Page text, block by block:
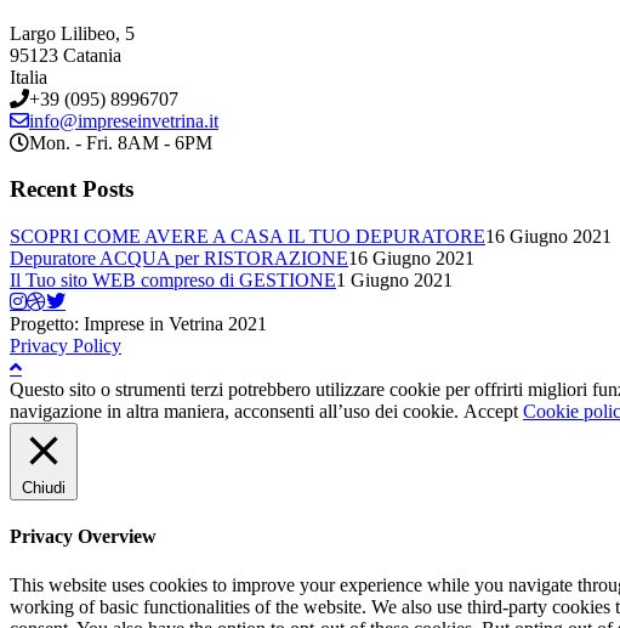
Largo Lilibeo, 5
95123 Catania
Italia
+39 (095) 8996707
info@impreseinvetrina.it
Mon. - Fri. 8AM - 6PM
Recent Posts
SCOPRI COME AVERE A CASA IL TUO DEPURATORE16 Giugno 2021
Depuratore ACQUA per RISTORAZIONE16 Giugno 2021
Il Tuo sito WEB compreso di GESTIONE1 Giugno 2021
Progetto: Imprese in Vetrina 2021
Privacy Policy
Questo sito o strumenti terzi potrebbero utilizzare cookie per offrirti migliori
navigazione in altra maniera, acconsenti all’uso dei cookie. Accept Cookie
Chiudi
Privacy Overview
This website uses cookies to improve your experience while you navigate
working of basic functionalities of the website. We also use third-party